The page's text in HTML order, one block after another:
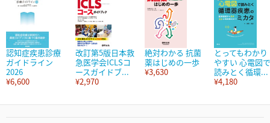
認知症疾患診療
ガイドライン
2026
¥6,600
改訂第5版日本救
急医学会ICLSコ
ースガイドブ...
¥2,970
絶対わかる 抗菌
薬はじめの一歩
¥3,630
とってもわかり
やすい 心電図で
読みとく循環...
¥4,180